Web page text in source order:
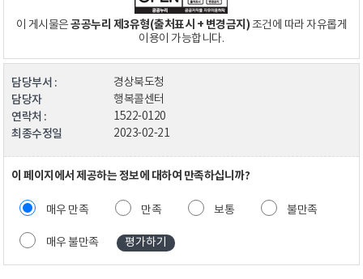
이 게시물은공공누리 제3유형(출처표시 + 변경금지)조건에 따라 자유롭게
이용이 가능합니다.
담당부서 : 경상북도청
담당자 행복콜센터
연락처 : 1522-0120
최종수정일 2023-02-21
이 페이지에서 제공하는 정보에 대하여 만족하십니까?
매우 만족 만족 보통 불만족
매우 불만족